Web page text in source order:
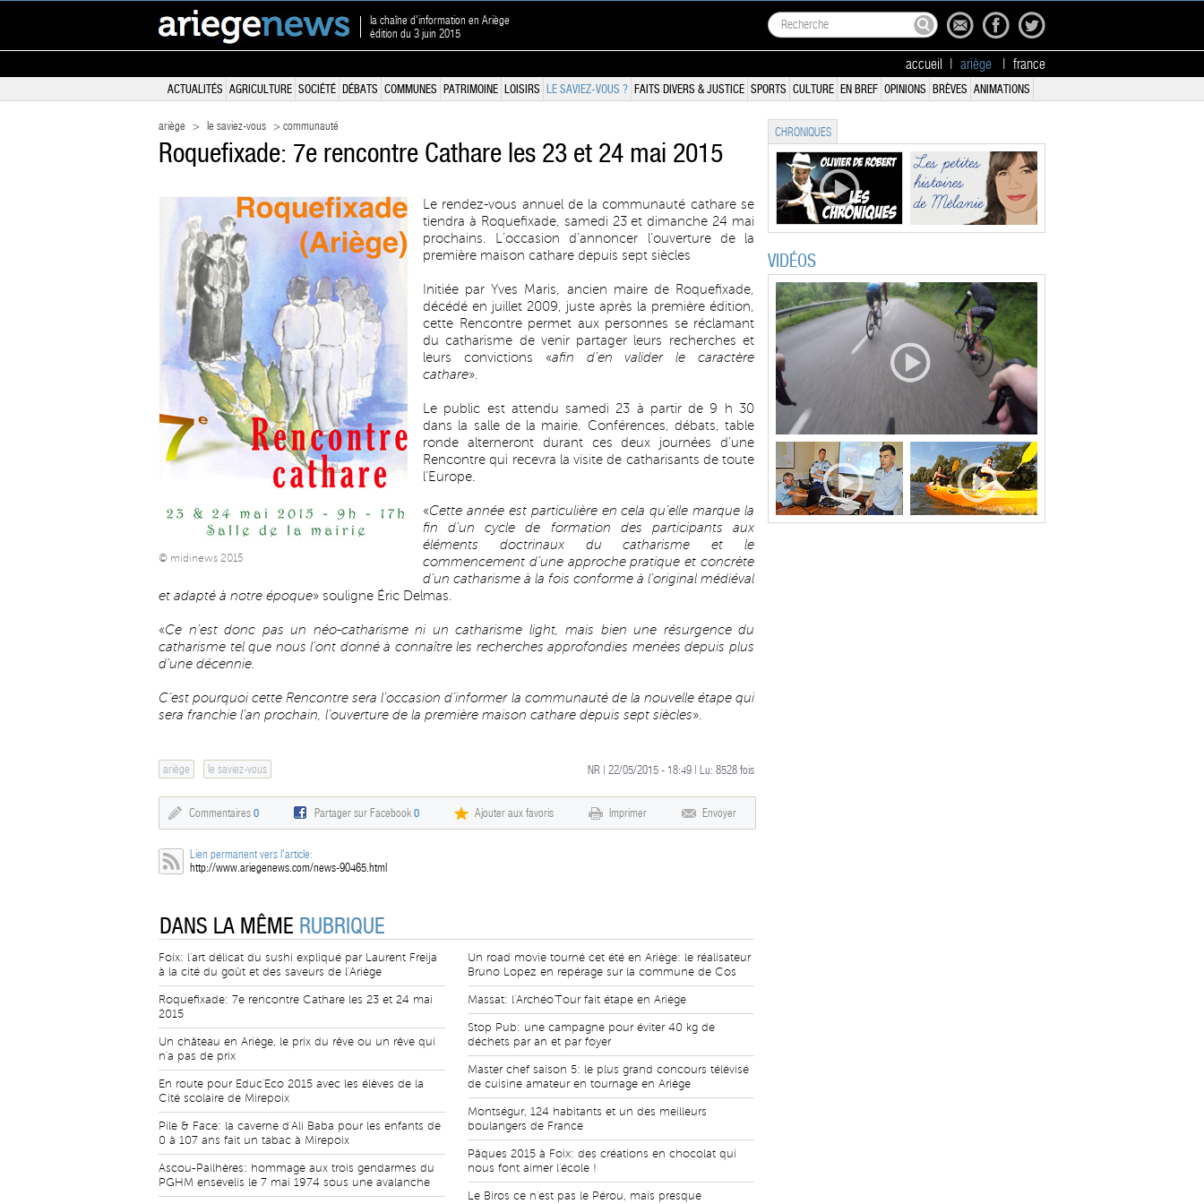
la chaîne d'information en Ariège
édition du 3 juin 2015
accueil ariège france
ACTUALITÉS AGRICULTURE SOCIÉTÉ DÉBATS COMMUNES PATRIMOINE LOISIRS LE SAVIEZ-VOUS ? FAITS DIVERS & JUSTICE SPORTS CULTURE EN BREF OPINIONS BRÈVES ANIMATIONS
ariège > le saviez-vous > communauté
Roquefixade: 7e rencontre Cathare les 23 et 24 mai 2015
© midinews 2015
Le rendez-vous annuel de la communauté cathare se
tiendra à Roquefixade, samedi 23 et dimanche 24 mai
prochains. L’occasion d’annoncer l’ouverture de la
première maison cathare depuis sept siècles
Initiée par Yves Maris, ancien maire de Roquefixade,
décédé en juillet 2009, juste après la première édition,
cette Rencontre permet aux personnes se réclamant
du catharisme de venir partager leurs recherches et
leurs convictions «afin d’en valider le caractère
cathare».
Le public est attendu samedi 23 à partir de 9 h 30
dans la salle de la mairie. Conférences, débats, table
ronde alterneront durant ces deux journées d’une
Rencontre qui recevra la visite de catharisants de toute
l’Europe.
«Cette année est particulière en cela qu’elle marque la
fin d’un cycle de formation des participants aux
éléments doctrinaux du catharisme et le
commencement d’une approche pratique et concrète
d’un catharisme à la fois conforme à l’original médiéval
et adapté à notre époque» souligne Éric Delmas.
«Ce n’est donc pas un néo-catharisme ni un catharisme light, mais bien une résurgence du
catharisme tel que nous l’ont donné à connaître les recherches approfondies menées depuis plus
d’une décennie.
C’est pourquoi cette Rencontre sera l’occasion d’informer la communauté de la nouvelle étape qui
sera franchie l’an prochain, l’ouverture de la première maison cathare depuis sept siècles».
ariège le saviez-vous NR | 22/05/2015 - 18:49 | Lu: 8528 fois
Commentaires 0 Partager sur Facebook0 Ajouter aux favoris Imprimer Envoyer
Lien permanent vers l'article:
http://www.ariegenews.com/news-90465.html
DANS LA MÊME RUBRIQUE
Foix: l'art délicat du sushi expliqué par Laurent Freija
à la cité du goût et des saveurs de l'Ariège
Roquefixade: 7e rencontre Cathare les 23 et 24 mai
2015
Un château en Ariège, le prix du rêve ou un rêve qui
n'a pas de prix
En route pour Educ'Eco 2015 avec les élèves de la
Cité scolaire de Mirepoix
Pile & Face: la caverne d'Ali Baba pour les enfants de
0 à 107 ans fait un tabac à Mirepoix
Ascou-Pailhères: hommage aux trois gendarmes du
PGHM ensevelis le 7 mai 1974 sous une avalanche
Un road movie tourné cet été en Ariège: le réalisateur
Bruno Lopez en repérage sur la commune de Cos
Massat: l'Archéo'Tour fait étape en Ariège
Stop Pub: une campagne pour éviter 40 kg de
déchets par an et par foyer
Master chef saison 5: le plus grand concours télévisé
de cuisine amateur en tournage en Ariège
Montségur, 124 habitants et un des meilleurs
boulangers de France
Pâques 2015 à Foix: des créations en chocolat qui
nous font aimer l'école !
Le Biros ce n'est pas le Pérou, mais presque
CHRONIQUES
VIDÉOS